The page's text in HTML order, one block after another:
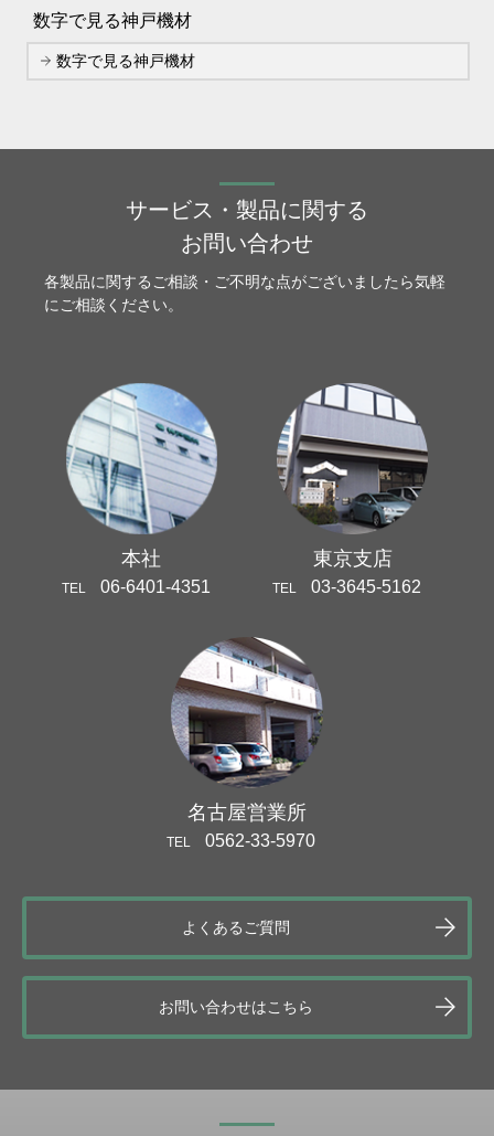
数字で見る神戸機材
数字で見る神戸機材
サービス・製品に関する
お問い合わせ
各製品に関するご相談・ご不明な点がございましたら気軽
にご相談ください。
本社
TEL 06-6401-4351
東京支店
TEL 03-3645-5162
名古屋営業所
TEL 0562-33-5970
よくあるご質問
お問い合わせはこちら